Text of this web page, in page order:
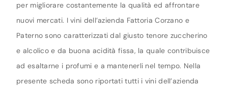
per migliorare costantemente la qualità ed affrontare
nuovi mercati. I vini dell’azienda Fattoria Corzano e
Paterno sono caratterizzati dal giusto tenore zuccherino
e alcolico e da buona acidità fissa, la quale contribuisce
ad esaltarne i profumi e a mantenerli nel tempo. Nella
presente scheda sono riportati tutti i vini dell’azienda